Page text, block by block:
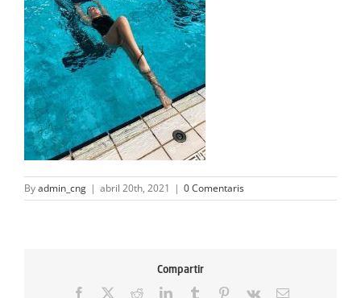
INFANTS
BLOG
EMPRESES
CONTACTE
Byadmin_cng | abril 20th, 2021 | 0 Comentaris
Compartir
Facebook RedditLinkedInTumblr Pinterest
Vk Email: